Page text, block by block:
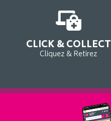
CLICK & COLLECT
Cliquez & Retirez